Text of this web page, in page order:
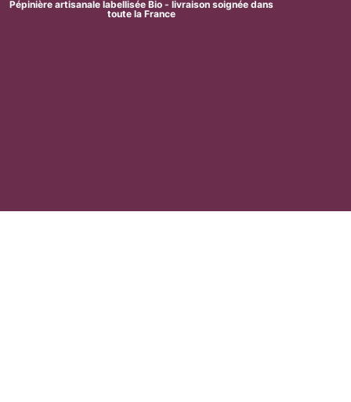
Pépinière artisanale labellisée Bio - livraison soignée dans
toute la France